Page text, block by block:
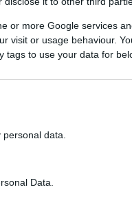
or more Google services
visit or usage behaviour.
tags to use your data for
data.
Data.
afirmaron analistas
anuncio se produce
las importaciones
afectará esto a tu